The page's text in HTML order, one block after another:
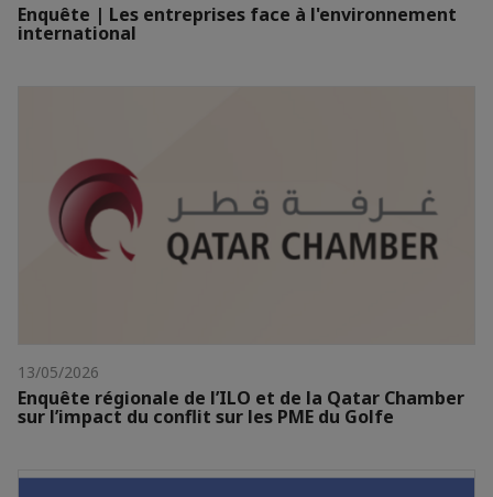
Enquête | Les entreprises face à l'environnement
international
13/05/2026
Enquête régionale de l’ILO et de la Qatar Chamber
sur l’impact du conflit sur les PME du Golfe